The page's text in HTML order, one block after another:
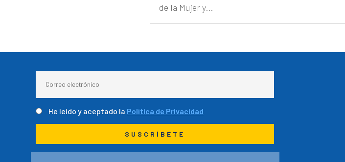
de la Mujer y...
He leído y aceptado la Política de Privacidad